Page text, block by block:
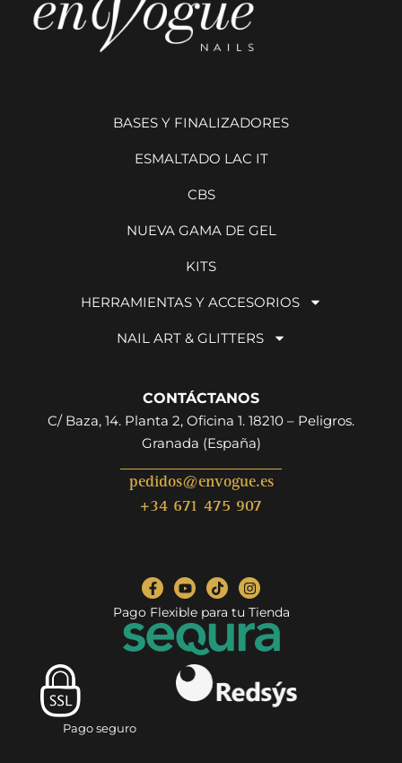
BASES Y FINALIZADORES
ESMALTADO LAC IT
CBS
NUEVA GAMA DE GEL
KITS
HERRAMIENTAS Y ACCESORIOS
NAIL ART & GLITTERS
CONTÁCTANOS
C/ Baza, 14. Planta 2, Oficina 1. 18210 – Peligros.
Granada (España)
pedidos@envogue.es
+34 671 475 907
Pago Flexible para tu Tienda
Pago seguro